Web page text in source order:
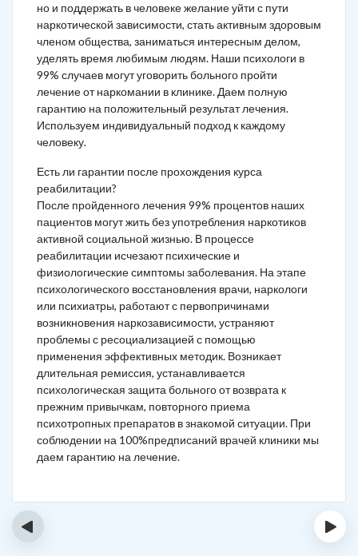
но и поддержать в человеке желание уйти с пути
наркотической зависимости, стать активным здоровым
членом общества, заниматься интересным делом,
уделять время любимым людям. Наши психологи в
99% случаев могут уговорить больного пройти
лечение от наркомании в клинике. Даем полную
гарантию на положительный результат лечения.
Используем индивидуальный подход к каждому
человеку.
Есть ли гарантии после прохождения курса
реабилитации?
После пройденного лечения 99% процентов наших
пациентов могут жить без употребления наркотиков
активной социальной жизнью. В процессе
реабилитации исчезают психические и
физиологические симптомы заболевания. На этапе
психологического восстановления врачи, наркологи
или психиатры, работают с первопричинами
возникновения наркозависимости, устраняют
проблемы с ресоциализацией с помощью
применения эффективных методик. Возникает
длительная ремиссия, устанавливается
психологическая защита больного от возврата к
прежним привычкам, повторного приема
психотропных препаратов в знакомой ситуации. При
соблюдении на 100%предписаний врачей клиники мы
даем гарантию на лечение.
‹ ›